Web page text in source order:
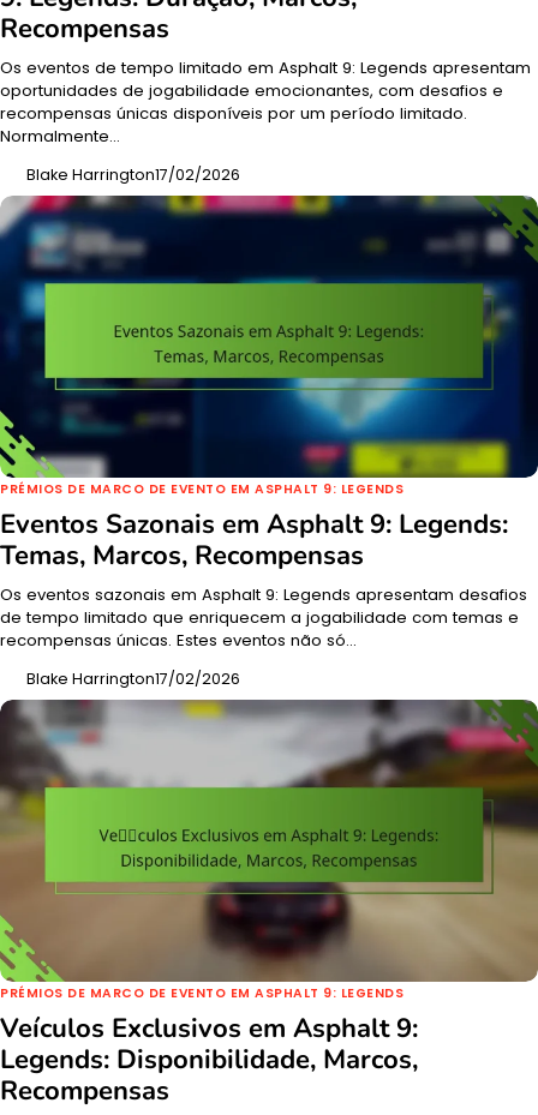
Recompensas
Os eventos de tempo limitado em Asphalt 9: Legends apresentam
oportunidades de jogabilidade emocionantes, com desafios e
recompensas únicas disponíveis por um período limitado.
Normalmente…
Blake Harrington17/02/2026
PRÉMIOS DE MARCO DE EVENTO EM ASPHALT 9: LEGENDS
Eventos Sazonais em Asphalt 9: Legends:
Temas, Marcos, Recompensas
Os eventos sazonais em Asphalt 9: Legends apresentam desafios
de tempo limitado que enriquecem a jogabilidade com temas e
recompensas únicas. Estes eventos não só…
Blake Harrington17/02/2026
PRÉMIOS DE MARCO DE EVENTO EM ASPHALT 9: LEGENDS
Veículos Exclusivos em Asphalt 9:
Legends: Disponibilidade, Marcos,
Recompensas